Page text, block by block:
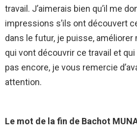
travail. J’aimerais bien qu’il me
impressions s’ils ont découvert
dans le futur, je puisse, améliorer
qui vont découvrir ce travail et
pas encore, je vous remercie
attention.
Le mot de la fin de Bachot